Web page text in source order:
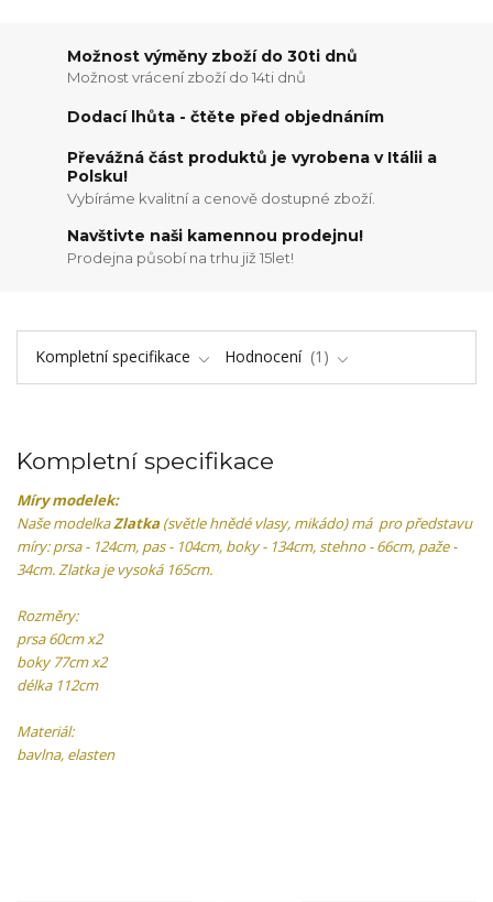
Možnost výměny zboží do 30ti dnů
Možnost vrácení zboží do 14ti dnů
Dodací lhůta - čtěte před objednáním
Převážná část produktů je vyrobena v Itálii a
Polsku!
Vybíráme kvalitní a cenově dostupné zboží.
Navštivte naši kamennou prodejnu!
Prodejna působí na trhu již 15let!
Kompletní specifikace Hodnocení 1
Kompletní specifikace
Míry modelek:
Naše modelkaZlatka(světle hnědé vlasy, mikádo) má pro představu
míry: prsa - 124cm, pas - 104cm, boky - 134cm, stehno - 66cm, paže -
34cm. Zlatka je vysoká 165cm.
Rozměry:
prsa 60cm x2
boky 77cm x2
délka 112cm
Materiál:
bavlna, elasten